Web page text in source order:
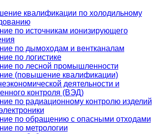
квалификации по холодильному
по источникам ионизирующего
по дымоходам и вентканалам
по логистике
по лесной промышленности
(повышение квалификации)
деятельности и
контроля (ВЭД)
по радиационному контролю изделий
по обращению с опасными отходами
по метрологии